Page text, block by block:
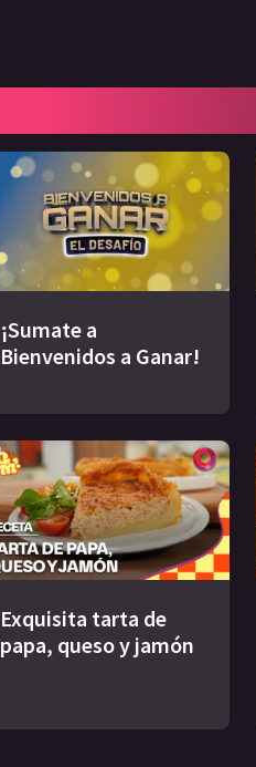
¡Sumate a
Bienvenidos a Ganar!
Exquisita tarta de
papa, queso y jamón